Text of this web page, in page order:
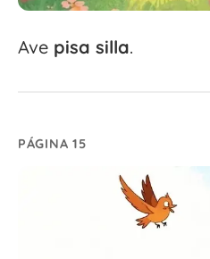
Ave pisa silla.
PÁGINA 15